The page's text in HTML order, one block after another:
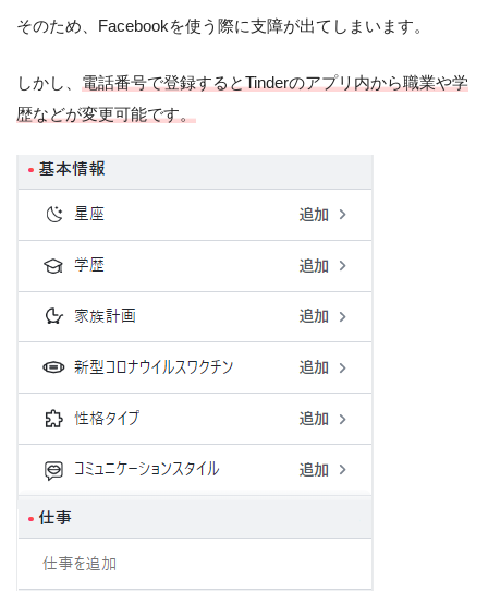
そのため、Facebookを使う際に支障が出てしまいます。
しかし、 電話番号で登録するとTinderのアプリ内から職業や学
歴などが変更可能です。